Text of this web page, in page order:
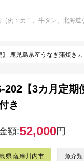
鹿児島県産うなぎ蒲焼き
202【3カ月定期
き
額:52,000円
県 薩摩川内市 魚介